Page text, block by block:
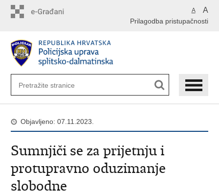
A A
Prilagodba pristupačnosti
Objavljeno: 07.11.2023.
Sumnjiči se za prijetnju i
protupravno oduzimanje
slobodne